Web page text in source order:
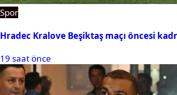
Spor
Hradec Kralove Beşiktaş maçı öncesi
19 saat önce